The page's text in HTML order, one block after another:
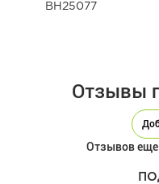
BH25077
Отзывы
Отзывов еще